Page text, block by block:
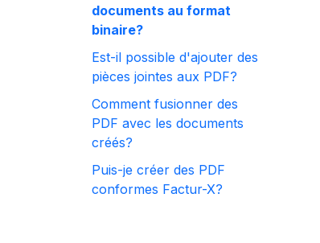
documents au format
binaire?
Est-il possible d'ajouter des
pièces jointes aux PDF?
Comment fusionner des
PDF avec les documents
créés?
Puis-je créer des PDF
conformes Factur-X?